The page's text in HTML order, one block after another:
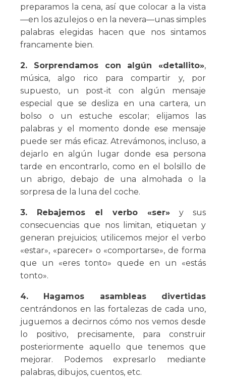
preparamos la cena, así que colocar a la vista
—en los azulejos o en la nevera—unas simples
palabras elegidas hacen que nos sintamos
francamente bien.
2. Sorprendamos con algún «detallito»,
música, algo rico para compartir y, por
supuesto, un post-it con algún mensaje
especial que se desliza en una cartera, un
bolso o un estuche escolar; elijamos las
palabras y el momento donde ese mensaje
puede ser más eficaz. Atrevámonos, incluso, a
dejarlo en algún lugar donde esa persona
tarde en encontrarlo, como en el bolsillo de
un abrigo, debajo de una almohada o la
sorpresa de la luna del coche.
3. Rebajemos el verbo «ser» y sus
consecuencias que nos limitan, etiquetan y
generan prejuicios; utilicemos mejor el verbo
«estar», «parecer» o «comportarse», de forma
que un «eres tonto» quede en un «estás
tonto».
4. Hagamos asambleas divertidas
centrándonos en las fortalezas de cada uno,
juguemos a decirnos cómo nos vemos desde
lo positivo, precisamente, para construir
posteriormente aquello que tenemos que
mejorar. Podemos expresarlo mediante
palabras, dibujos, cuentos, etc.